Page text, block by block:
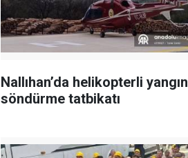
Nallıhan’da helikopterli yangın
söndürme tatbikatı